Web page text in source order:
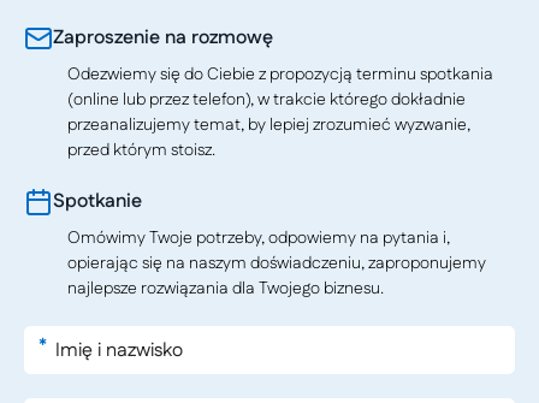
Zaproszenie na rozmowę
Odezwiemy się do Ciebie z propozycją terminu spotkania
(online lub przez telefon), w trakcie którego dokładnie
przeanalizujemy temat, by lepiej zrozumieć wyzwanie,
przed którym stoisz.
Spotkanie
Omówimy Twoje potrzeby, odpowiemy na pytania i,
opierając się na naszym doświadczeniu, zaproponujemy
najlepsze rozwiązania dla Twojego biznesu.
*